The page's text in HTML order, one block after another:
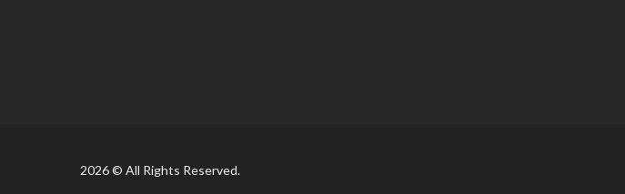
2026 © All Rights Reserved.